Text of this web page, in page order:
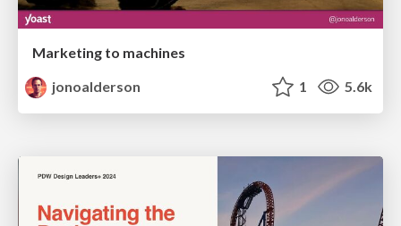
Marketing to machines
jonoalderson
1 5.6k